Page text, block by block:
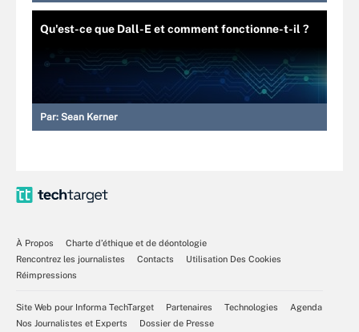
Qu'est-ce que Dall-E et comment fonctionne-t-il ?
Par: Sean Kerner
À Propos
Charte d’éthique et de déontologie
Rencontrez les journalistes
Contacts
Utilisation Des Cookies
Réimpressions
Site Web pour Informa TechTarget Partenaires Technologies
Agenda
Nos Journalistes et Experts
Dossier de Presse